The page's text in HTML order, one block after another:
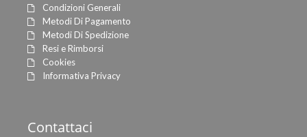
Condizioni Generali
Metodi Di Pagamento
Metodi Di Spedizione
Resi e Rimborsi
Cookies
Informativa Privacy
Contattaci